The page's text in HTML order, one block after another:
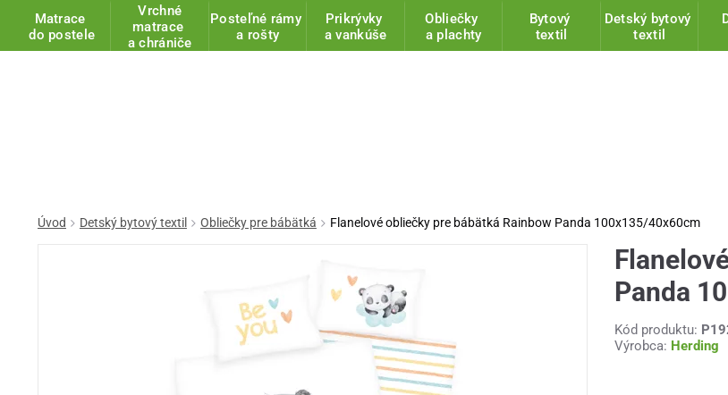
Matrace
do postele
Vrchné
matrace
a chrániče
Posteľné rámy
a rošty
Prikrývky
a vankúše
Obliečky
a plachty
Bytový
textil
Detský bytový
textil
Úvod Detský bytový textil Obliečky pre bábätká Flanelové obliečky pre bábätká Rainbow Panda 100x135/40x60cm
Panda
Kód produktu:
Výrobca: Herding